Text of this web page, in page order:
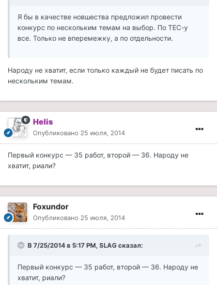
Я бы в качестве новшества предложил провести
конкурс по нескольким темам на выбор. По ТЕС-у
все. Только не вперемежку, а по отдельности.
Народу не хватит, если только каждый не будет писать по
нескольким темам.
Helis
Опубликовано 25 июля, 2014
Первый конкурс — 35 работ, второй — 36. Народу не
хватит, риали?
Foxundor
Опубликовано 25 июля, 2014
В 7/25/2014 в 5:17 PM, SLAG сказал:
Первый конкурс — 35 работ, второй — 36. Народу не
хватит, риали?